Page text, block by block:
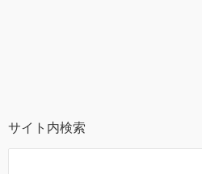
サイト内検索